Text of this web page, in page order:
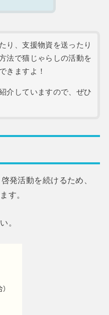
り、支援物資を送ったり
法で猫じゃらしの活動を
きますよ！
介していますので、ぜひ
発活動を続けるため、
す。
。